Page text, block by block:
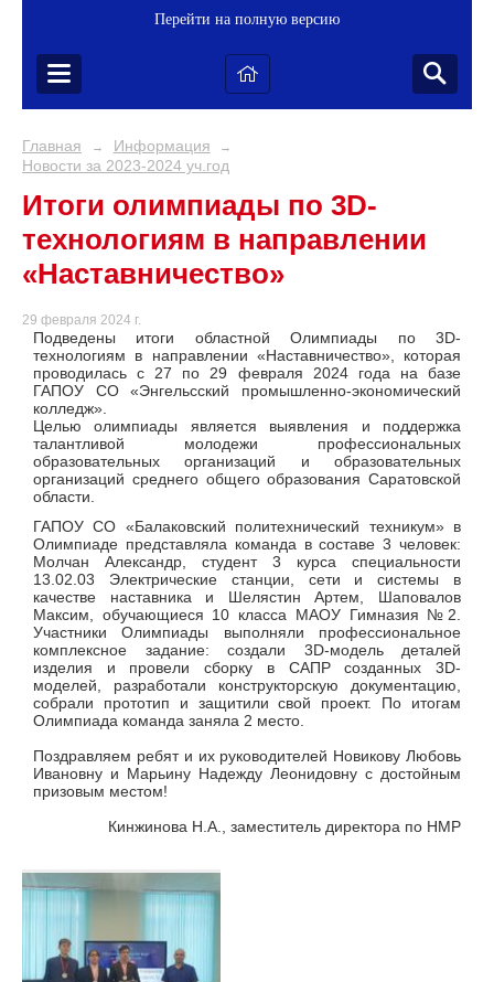
Перейти на полную версию
Главная → Информация →
Новости за 2023-2024 уч.год
Итоги олимпиады по 3D-
технологиям в направлении
«Наставничество»
29 февраля 2024 г.
Подведены итоги областной Олимпиады по 3D-
технологиям в направлении «Наставничество», которая
проводилась с 27 по 29 февраля 2024 года на базе
ГАПОУ СО «Энгельсский промышленно-экономический
колледж».
Целью олимпиады является выявления и поддержка
талантливой молодежи профессиональных
образовательных организаций и образовательных
организаций среднего общего образования Саратовской
области.
ГАПОУ СО «Балаковский политехнический техникум» в
Олимпиаде представляла команда в составе 3 человек:
Молчан Александр, студент 3 курса специальности
13.02.03 Электрические станции, сети и системы в
качестве наставника и Шелястин Артем, Шаповалов
Максим, обучающиеся 10 класса МАОУ Гимназия №2.
Участники Олимпиады выполняли профессиональное
комплексное задание: создали 3D-модель деталей
изделия и провели сборку в САПР созданных 3D-
моделей, разработали конструкторскую документацию,
собрали прототип и защитили свой проект. По итогам
Олимпиада команда заняла 2 место.
Поздравляем ребят и их руководителей Новикову Любовь
Ивановну и Марьину Надежду Леонидовну с достойным
призовым местом!
Кинжинова Н.А., заместитель директора по НМР